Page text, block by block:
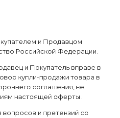
и Продавцом
Российской Федерации.
и Покупатель вправе в
купли-продажи товара в
соглашения, не
настоящей оферты.
вопросов и претензий со